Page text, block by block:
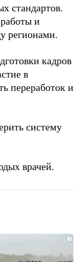
стандартов.
и
регионами.
кадров
в
переработок и
систему
врачей.
i